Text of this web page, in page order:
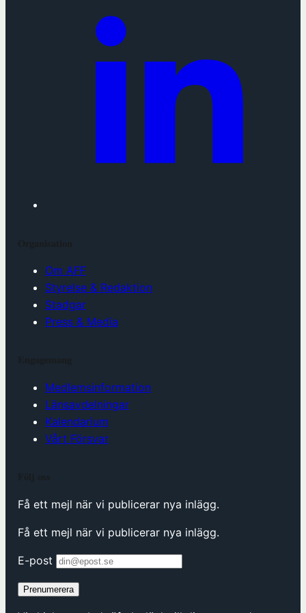
Om AFF
Styrelse & Redaktion
Stadgar
Press & Media
Medlemsinformation
Länsavdelningar
Kalendarium
Vårt Försvar
Få ett mejl när vi publicerar nya inlägg.
Få ett mejl när vi publicerar nya inlägg.
E-post
Prenumerera